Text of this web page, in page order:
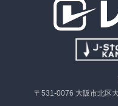
〒531-0076 大阪市北区